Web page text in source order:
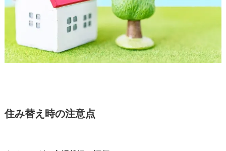
住み替え時の注意点